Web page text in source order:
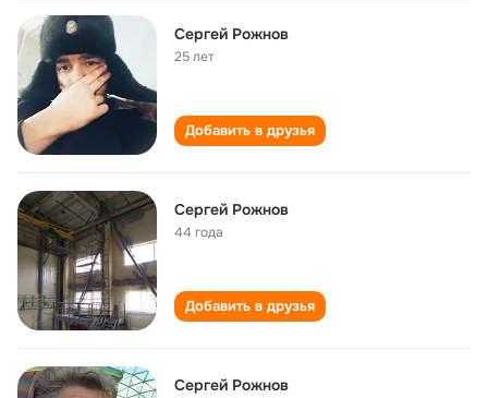
Сергей Рожнов
25 лет
Добавить в друзья
Сергей Рожнов
44 года
Добавить в друзья
Cергей Рожнов